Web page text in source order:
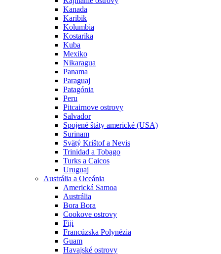
Kanada
Karibik
Kolumbia
Kostarika
Kuba
Mexiko
Nikaragua
Panama
Paraguaj
Patagónia
Peru
Pitcairnove ostrovy
Salvador
Spojené štáty americké (USA)
Surinam
Svätý Krištof a Nevis
Trinidad a Tobago
Turks a Caicos
Uruguaj
Austrália a Oceánia
Americká Samoa
Austrália
Bora Bora
Cookove ostrovy
Fiji
Francúzska Polynézia
Guam
Havajské ostrovy